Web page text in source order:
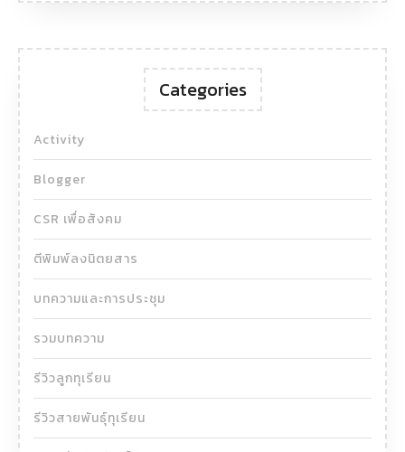
Categories
Activity
Blogger
CSR เพื่อสังคม
ตีพิมพ์ลงนิตยสาร
บทความและการประชุม
รวมบทความ
รีวิวลูกทุเรียน
รีวิวสายพันธุ์ทุเรียน